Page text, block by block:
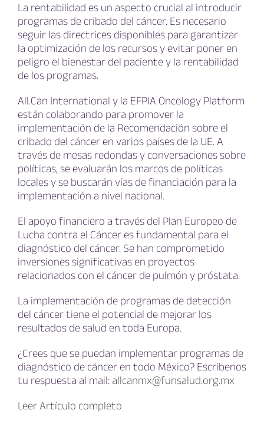
La rentabilidad es un aspecto crucial al introducir
programas de cribado del cáncer. Es necesario
seguir las directrices disponibles para garantizar
la optimización de los recursos y evitar poner en
peligro el bienestar del paciente y la rentabilidad
de los programas.
All.Can International y la EFPIA Oncology Platform
están colaborando para promover la
implementación de la Recomendación sobre el
cribado del cáncer en varios países de la UE. A
través de mesas redondas y conversaciones sobre
políticas, se evaluarán los marcos de políticas
locales y se buscarán vías de financiación para la
implementación a nivel nacional.
El apoyo financiero a través del Plan Europeo de
Lucha contra el Cáncer es fundamental para el
diagnóstico del cáncer. Se han comprometido
inversiones significativas en proyectos
relacionados con el cáncer de pulmón y próstata.
La implementación de programas de detección
del cáncer tiene el potencial de mejorar los
resultados de salud en toda Europa.
¿Crees que se puedan implementar programas de
diagnóstico de cáncer en todo México? Escríbenos
tu respuesta al mail:allcanmx@funsalud.org.mx
Leer Artículo completo